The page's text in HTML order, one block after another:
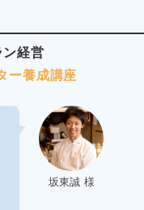
経営
ー養成講座
坂東誠 様